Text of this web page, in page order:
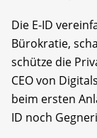
Die E-ID
Bürokratie,
schütze die
CEO von
beim ersten
ID noch